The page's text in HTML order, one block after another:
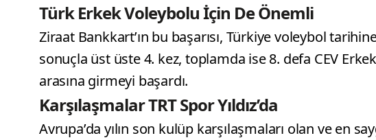
Türk Erkek Voleybolu İçin De Önemli
Ziraat Bankkart’ın bu başarısı, Türkiye voleybol
sonuçla üst üste 4. kez, toplamda ise 8. defa CEV
arasına girmeyi başardı.
Karşılaşmalar TRT Spor Yıldız’da
Avrupa’da yılın son kulüp karşılaşmaları olan ve en